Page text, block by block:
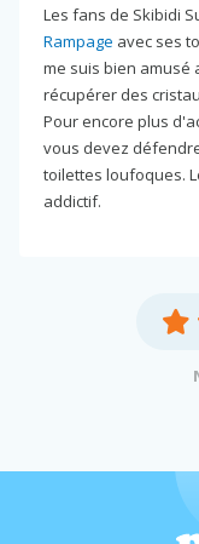
Les fans de Skibidi
Rampage avec ses
me suis bien amusé
récupérer des
Pour encore plus
vous devez
toilettes loufoques.
addictif.